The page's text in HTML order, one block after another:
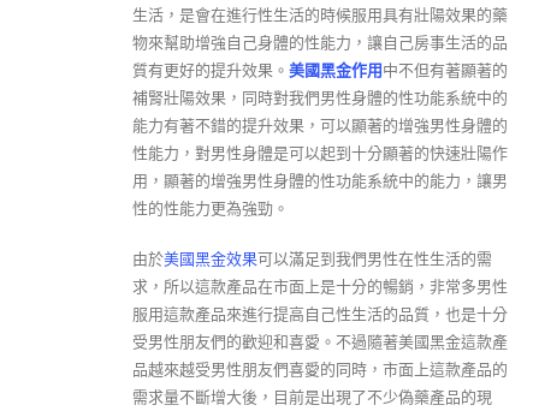
生活，是會在進行性生活的時候服用具有壯陽效果的藥
物來幫助增強自己身體的性能力，讓自己房事生活的品
質有更好的提升效果。 美國黑金作用中不但有著顯著的
補腎壯陽效果，同時對我們男性身體的性功能系統中的
能力有著不錯的提升效果，可以顯著的增強男性身體的
性能力，對男性身體是可以起到十分顯著的快速壯陽作
用，顯著的增強男性身體的性功能系統中的能力，讓男
性的性能力更為強勁。
由於美國黑金效果可以滿足到我們男性在性生活的需
求，所以這款產品在市面上是十分的暢銷，非常多男性
服用這款產品來進行提高自己性生活的品質，也是十分
受男性朋友們的歡迎和喜愛。不過隨著美國黑金這款產
品越來越受男性朋友們喜愛的同時，市面上這款產品的
需求量不斷增大後，目前是出現了不少偽藥產品的現